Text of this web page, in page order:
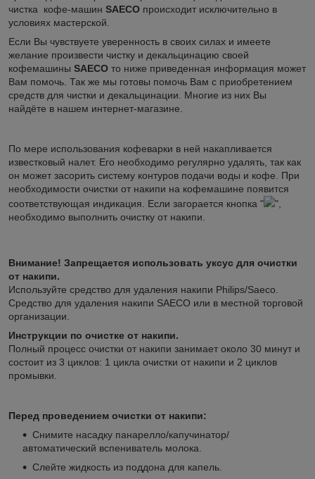
чистка кофе-машин SAECO происходит исключительно в
условиях мастерской.
Если Вы чувствуете уверенность в своих силах и имеете
желание произвести чистку и декальцинацию своей
кофемашины SAECO то ниже приведенная информация может
Вам помочь. Так же мы готовы помочь Вам с приобретением
средств для чистки и декальцинации. Многие из них Вы
найдёте в нашем интернет-магазине.
По мере использования кофеварки в ней накапливается
известковый налет. Его необходимо регулярно удалять, так как
он может засорить систему контуров подачи воды и кофе. При
необходимости очистки от накипи на кофемашине появится
соответствующая индикация. Если загорается кнопка "
",
необходимо выполнить очистку от накипи.
Внимание! Запрещается использовать уксус для очистки
от накипи.
Используйте средство для удаления накипи Philips/Saeco.
Средство для удаления накипи SAECO или в местной торговой
организации.
Инструкции по очистке от накипи.
Полный процесс очистки от накипи занимает около 30 минут и
состоит из 3 циклов: 1 цикла очистки от накипи и 2 циклов
промывки.
Перед проведением очистки от накипи:
Снимите насадку панарелло/капучинатор/
автоматический вспениватель молока.
Слейте жидкость из поддона для капель.